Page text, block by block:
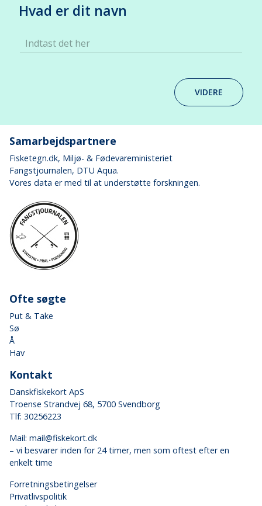
Hvad er dit navn
Indtast det her
VIDERE
Samarbejdspartnere
Fisketegn.dk, Miljø- & Fødevareministeriet
Fangstjournalen, DTU Aqua.
Vores data er med til at understøtte forskningen.
Ofte søgte
Put & Take
Sø
Å
Hav
Kontakt
Danskfiskekort ApS
Troense Strandvej 68, 5700 Svendborg
Tlf: 30256223
Mail: mail@fiskekort.dk
– vi besvarer inden for 24 timer, men som oftest efter en
enkelt time
Forretningsbetingelser
Privatlivspolitik